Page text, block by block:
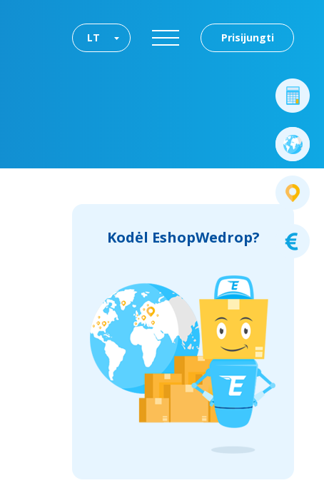
Prisijungti
LT
Kodėl EshopWedrop?